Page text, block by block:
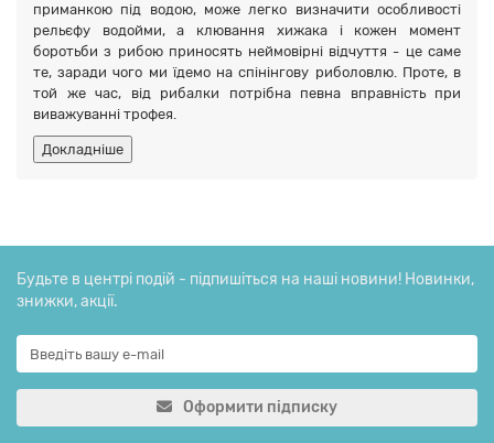
приманкою під водою, може легко визначити особливості
рельєфу водойми, а клювання хижака і кожен момент
боротьби з рибою приносять неймовірні відчуття - це саме
те, заради чого ми їдемо на спінінгову риболовлю. Проте, в
той же час, від рибалки потрібна певна вправність при
виважуванні трофея.
Докладніше
Будьте в центрі подій - підпишіться на наші новини! Новинки,
знижки, акції.
Оформити підписку